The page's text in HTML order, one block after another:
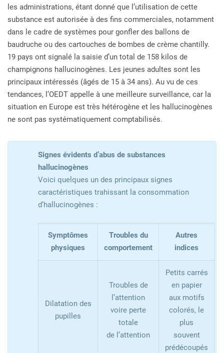
les administrations, étant donné que l’utilisation de cette
substance est autorisée à des fins commerciales, notamment
dans le cadre de systèmes pour gonfler des ballons de
baudruche ou des cartouches de bombes de crème chantilly.
19 pays ont signalé la saisie d’un total de 158 kilos de
champignons hallucinogènes. Les jeunes adultes sont les
principaux intéressés (âgés de 15 à 34 ans). Au vu de ces
tendances, l’OEDT appelle à une meilleure surveillance, car la
situation en Europe est très hétérogène et les hallucinogènes
ne sont pas systématiquement comptabilisés.
Signes évidents d’abus de substances
hallucinogènes
Voici quelques un des principaux signes
caractéristiques trahissant la consommation
d’hallucinogènes :
Symptômes
physiques
Troubles du
comportement
Autres
indices
Dilatation des
pupilles
Troubles de
l’attention
voire perte
totale
de l’attention
Petits carrés
en papier
aux motifs
colorés, le
plus
souvent
prédécoupés